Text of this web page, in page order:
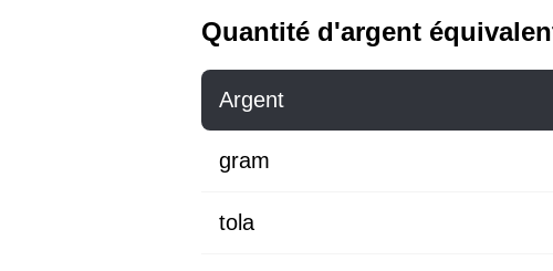
Quantité d'argent
Argent
gram
tola